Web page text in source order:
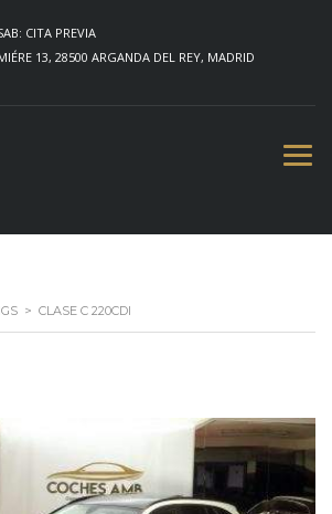
CITA PREVIA
13, 28500 ARGANDA DEL REY, MADRID
> CLASE C 220CDI